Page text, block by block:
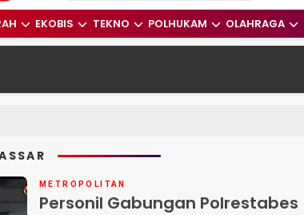
ini dari Indonesia dan Dunia
EKOBIS TEKNO POLHUKAM OLAHRAGA
METROPOLITAN
Personil Gabungan Polrestabes